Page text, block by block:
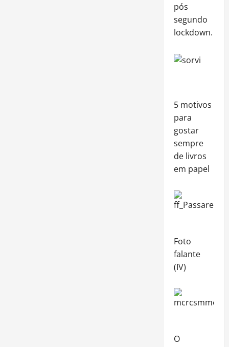
pós
segundo
lockdown.
5 motivos
para
gostar
sempre
de livros
em papel
Foto
falante
(IV)
O